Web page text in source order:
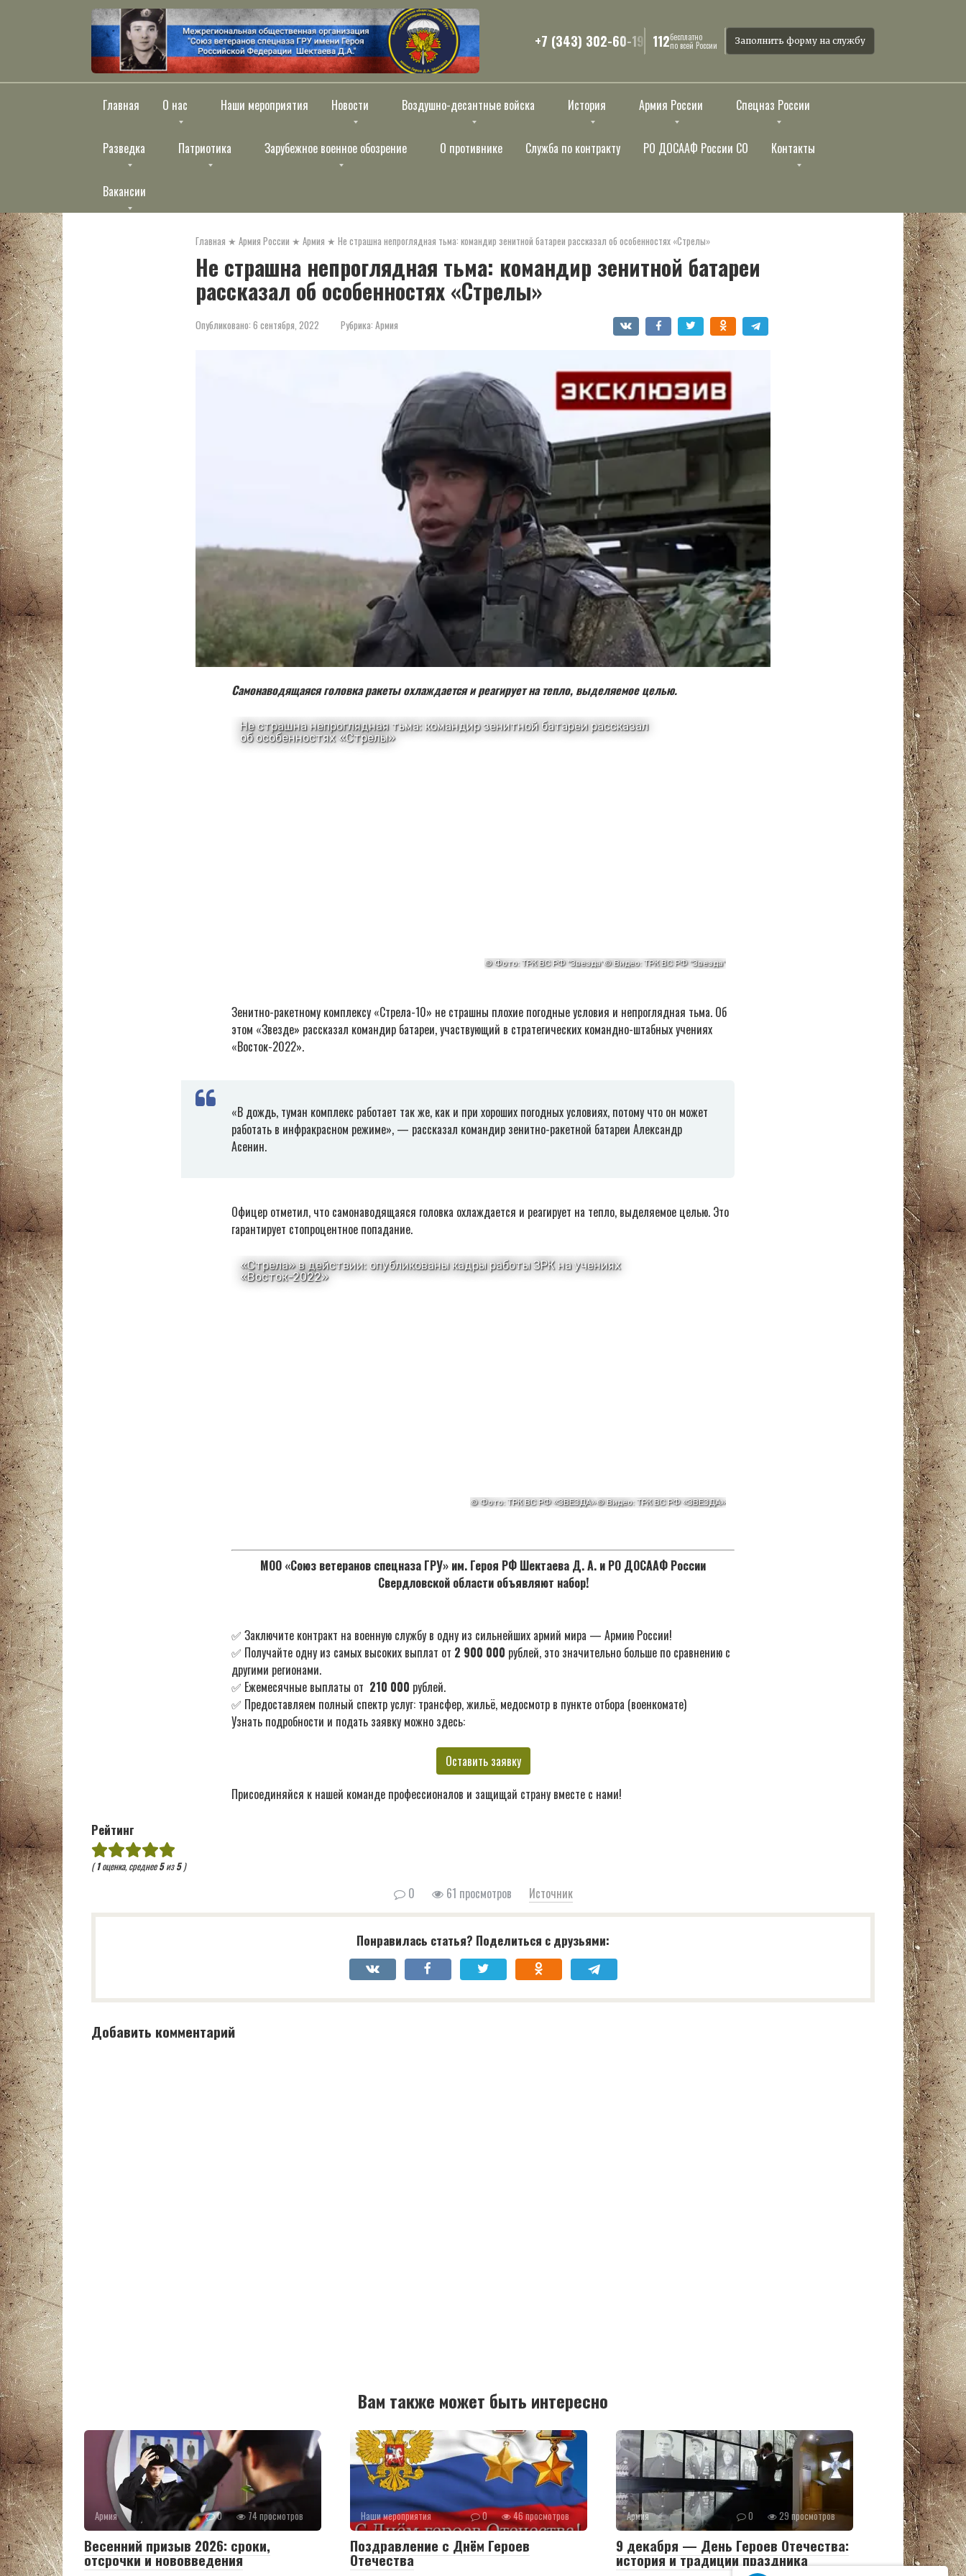
+7 (343) 302-60-19 112бесплатно
по всей России Заполнить форму на службу
Главная О нас Наши мероприятия Новости Воздушно-десантные войска История Армия России Спецназ России
Разведка Патриотика Зарубежное военное обозрение О противнике Служба по контракту РО ДОСААФ России СО Контакты
Вакансии
Главная ★ Армия России ★ Армия ★ Не страшна непроглядная тьма: командир зенитной батареи рассказал об особенностях «Стрелы»
Не страшна непроглядная тьма: командир зенитной батареи
рассказал об особенностях «Стрелы»
Опубликовано: 6 сентября, 2022 Рубрика: Армия
Самонаводящаяся головка ракеты охлаждается и реагирует на тепло, выделяемое целью.
Зенитно-ракетному комплексу «Стрела-10» не страшны плохие погодные условия и непроглядная тьма. Об
этом «Звезде» рассказал командир батареи, участвующий в стратегических командно-штабных учениях
«Восток-2022».
«В дождь, туман комплекс работает так же, как и при хороших погодных условиях, потому что он может
работать в инфракрасном режиме», — рассказал командир зенитно-ракетной батареи Александр
Асенин.
Офицер отметил, что самонаводящаяся головка охлаждается и реагирует на тепло, выделяемое целью. Это
гарантирует стопроцентное попадание.
МОО «Союз ветеранов спецназа ГРУ» им. Героя РФ Шектаева Д. А. и РО ДОСААФ России
Свердловской области объявляют набор!
✅ Заключите контракт на военную службу в одну из сильнейших армий мира — Армию России!
✅ Получайте одну из самых высоких выплат от 2 900 000 рублей, это значительно больше по сравнению с
другими регионами.
✅ Ежемесячные выплаты от 210 000 рублей.
✅ Предоставляем полный спектр услуг: трансфер, жильё, медосмотр в пункте отбора (военкомате)
Узнать подробности и подать заявку можно здесь:
Оставить заявку
Присоединяйся к нашей команде профессионалов и защищай страну вместе с нами!
Рейтинг
(1оценка, среднее5из5)
0 61 просмотров Источник
Понравилась статья? Поделиться с друзьями:
Добавить комментарий
Вам также может быть интересно
Армия 0 74 просмотров
Весенний призыв 2026: сроки,
отсрочки и нововведения
Наши мероприятия 0 46 просмотров
Поздравление с Днём Героев
Отечества
Армия 0 29 просмотров
9 декабря — День Героев Отечества:
история и традиции праздника